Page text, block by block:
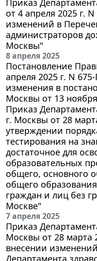
от 4 апреля 2025 г.
изменений в
администраторов
Москвы"
8 апреля 2025
Постановление
апреля 2025 г. N
изменения в
Москвы от 13
Приказ
г. Москвы от 28
утверждении
тестирования на
достаточное для
образовательных
общего, основного
общего
граждан и лиц без
Москве"
7 апреля 2025
Приказ
Москвы от 28 марта
внесении
Департамента